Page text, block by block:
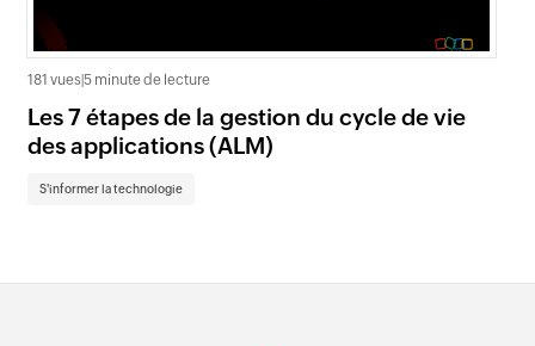
181 vues |5 minute de lecture
Les 7 étapes de la gestion du cycle de vie
des applications (ALM)
S'informer la technologie